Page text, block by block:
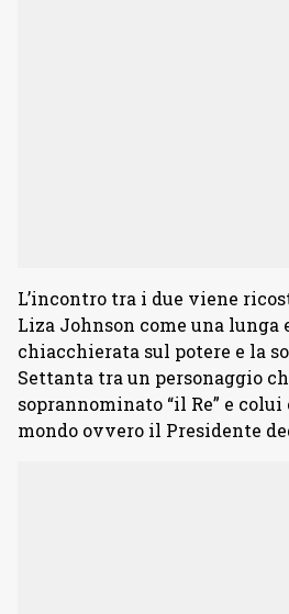
L’incontro tra i due viene
Liza Johnson come una lunga
chiacchierata sul potere e la
Settanta tra un personaggio
soprannominato “il Re” e
mondo ovvero il Presidente